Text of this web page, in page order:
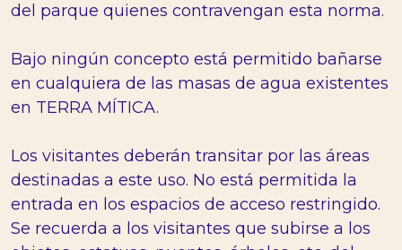
del parque quienes contravengan esta norma.
Bajo ningún concepto está permitido bañarse
en cualquiera de las masas de agua existentes
en TERRA MÍTICA.
Los visitantes deberán transitar por las áreas
destinadas a este uso. No está permitida la
entrada en los espacios de acceso restringido.
Se recuerda a los visitantes que subirse a los